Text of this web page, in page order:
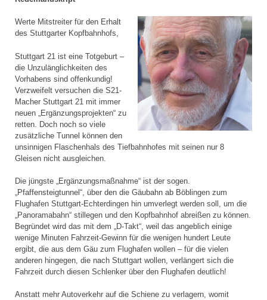
Werte Mitstreiter für den Erhalt
des Stuttgarter Kopfbahnhofs,
Stuttgart 21 ist eine Totgeburt –
die Unzulänglichkeiten des
Vorhabens sind offenkundig!
Verzweifelt versuchen die S21-
Macher Stuttgart 21 mit immer
neuen „Ergänzungsprojekten“ zu
retten. Doch noch so viele
zusätzliche Tunnel können den
unsinnigen Flaschenhals des Tiefbahnhofes mit seinen nur 8
Gleisen nicht ausgleichen.
Die jüngste „Ergänzungsmaßnahme“ ist der sogen.
„Pfaffensteigtunnel“, über den die Gäubahn ab Böblingen zum
Flughafen Stuttgart-Echterdingen hin umverlegt werden soll, um die
„Panoramabahn“ stillegen und den Kopfbahnhof abreißen zu können.
Begründet wird das mit dem „D-Takt“, weil das angeblich einige
wenige Minuten Fahrzeit-Gewinn für die wenigen hundert Leute
ergibt, die aus dem Gäu zum Flughafen wollen – für die vielen
anderen hingegen, die nach Stuttgart wollen, verlängert sich die
Fahrzeit durch diesen Schlenker über den Flughafen deutlich!
Anstatt mehr Autoverkehr auf die Schiene zu verlagern, womit